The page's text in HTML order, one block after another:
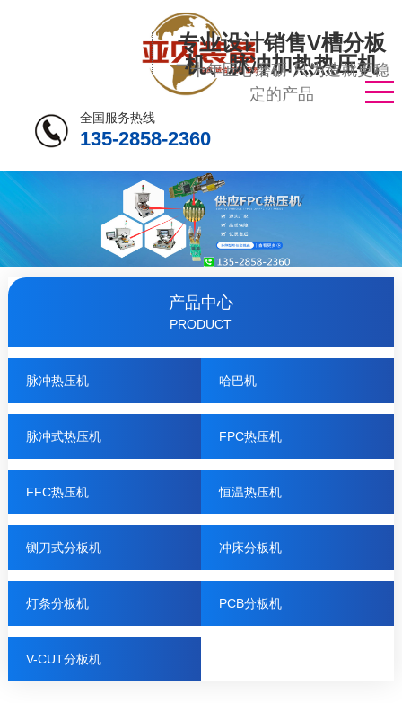
专业设计销售V槽分板
机、脉冲加热热压机
二十年匠心磨砺·只为造就更稳
定的产品
全国服务热线
135-2858-2360
产品中心
PRODUCT
脉冲热压机 哈巴机
脉冲式热压机 FPC热压机
FFC热压机 恒温热压机
铡刀式分板机 冲床分板机
灯条分板机 PCB分板机
V-CUT分板机